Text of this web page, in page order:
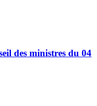
des ministres du 04